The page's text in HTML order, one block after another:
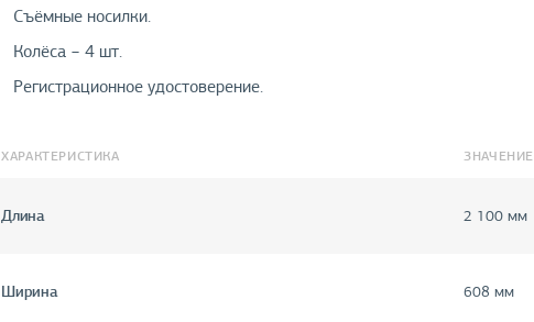
Съёмные носилки.
Колёса − 4 шт.
Регистрационное удостоверение.
ХАРАКТЕРИСТИКА ЗНАЧЕНИЕ
Длина 2 100 мм
Ширина 608 мм